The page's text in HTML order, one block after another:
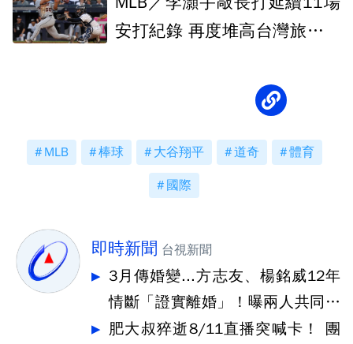
安打紀錄 再度堆高台灣旅美球
MLB 棒球 大谷翔平 道奇 體育
國際
即時新聞 台視新聞
3月傳婚變...方志友、楊銘威12年
情斷「證實離婚」！曝兩人共同決
定
肥大叔猝逝8/11直播突喊卡！ 團